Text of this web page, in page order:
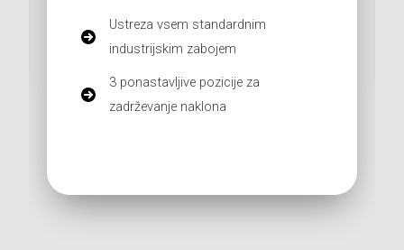
Ustreza vsem standardnim
industrijskim zabojem
3 ponastavljive pozicije za
zadrževanje naklona